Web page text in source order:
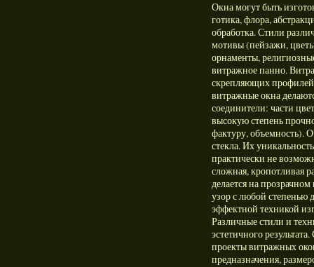
Окна могут быть
готика, флора,
обработка. Стили
мотивы (пейзажи,
орнаменты,
витражное панно.
скрепляющих
витражные окна
соединители: части
высокую степень
фактуру, объемность).
стекла. Их
практически не
сложная, кропотливая
делается на
узор с любой степенью
эффектной техникой
Различные стили и
эстетичного
проекты витражных
предназначения,